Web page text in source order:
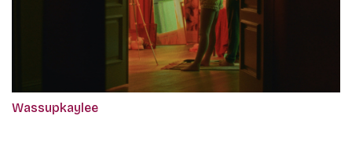
Wassupkaylee